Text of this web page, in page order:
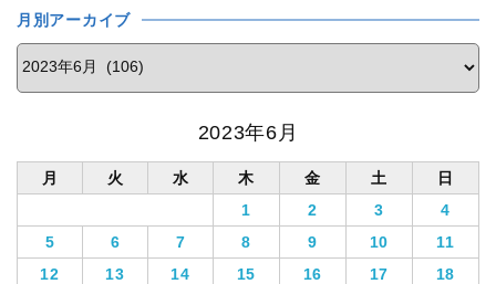
月別アーカイブ
2023年6月
月 火 水 木 金 土
日
1
2 3
4
5
6 7 8 9 10
11
12
13 14 15 16 17
18